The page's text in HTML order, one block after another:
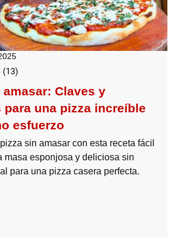
(13)
amasar: Claves y
para una pizza increíble
esfuerzo
sin amasar con esta receta fácil
masa esponjosa y deliciosa sin
para una pizza casera perfecta.